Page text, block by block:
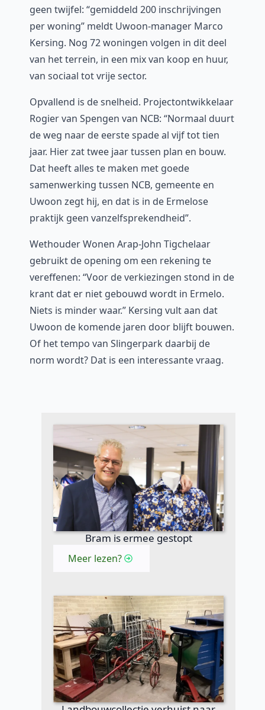
geen twijfel: “gemiddeld 200 inschrijvingen
per woning” meldt Uwoon-manager Marco
Kersing. Nog 72 woningen volgen in dit deel
van het terrein, in een mix van koop en huur,
van sociaal tot vrije sector.
Opvallend is de snelheid. Projectontwikkelaar
Rogier van Spengen van NCB: “Normaal duurt
de weg naar de eerste spade al vijf tot tien
jaar. Hier zat twee jaar tussen plan en bouw.
Dat heeft alles te maken met goede
samenwerking tussen NCB, gemeente en
Uwoon zegt hij, en dat is in de Ermelose
praktijk geen vanzelfsprekendheid”.
Wethouder Wonen Arap-John Tigchelaar
gebruikt de opening om een rekening te
vereffenen: “Voor de verkiezingen stond in de
krant dat er niet gebouwd wordt in Ermelo.
Niets is minder waar.” Kersing vult aan dat
Uwoon de komende jaren door blijft bouwen.
Of het tempo van Slingerpark daarbij de
norm wordt? Dat is een interessante vraag.
Bram is ermee gestopt
Meer lezen?